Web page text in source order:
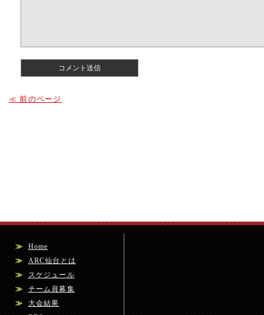
≪ 前のページ
≫
Home
≫
ARC仙台とは
≫
スケジュール
≫
チーム員募集
≫
大会結果